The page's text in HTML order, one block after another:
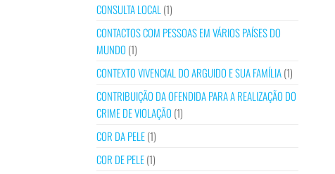
CONSULTA LOCAL (1)
CONTACTOS COM PESSOAS EM VÁRIOS PAÍSES DO
MUNDO (1)
CONTEXTO VIVENCIAL DO ARGUIDO E SUA FAMÍLIA(1)
CONTRIBUIÇÃO DA OFENDIDA PARA A REALIZAÇÃO DO
CRIME DE VIOLAÇÃO (1)
COR DA PELE(1)
COR DE PELE(1)